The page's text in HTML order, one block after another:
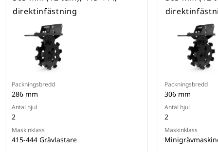
direktinfästning
Packningsbredd
286 mm
Antal hjul
2
Maskinklass
415-444 Grävlastare
Packningsbredd
306 mm
Antal hjul
2
Maskinklass